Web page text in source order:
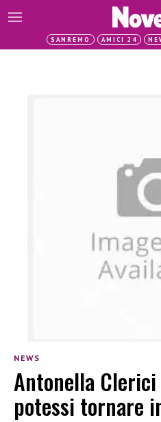
SANREMO AMICI 24
NEWS
Antonella Clerici
potessi tornare